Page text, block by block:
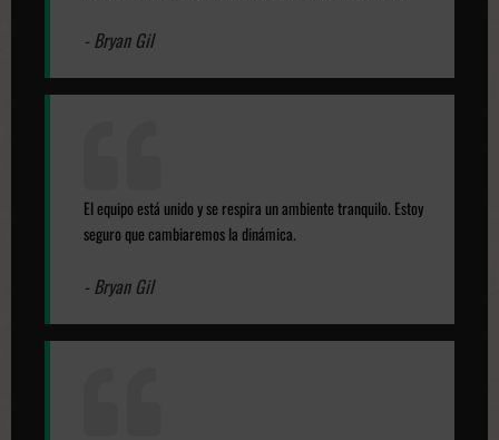
- Bryan Gil
El equipo está unido y se respira un ambiente tranquilo. Estoy
seguro que cambiaremos la dinámica.
- Bryan Gil